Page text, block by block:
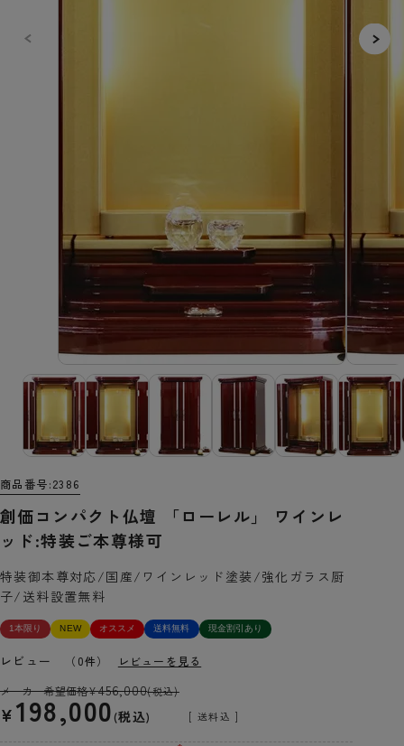
商品番号 2386
創価コンパクト仏壇 「ローレル」 ワインレ
ッド:特装ご本尊様可
特装御本尊対応/国産/ワインレッド塗装/強化ガラス厨
子/送料設置無料
1本限り NEW オススメ 送料無料 現金割引あり
レビュー （0件）
レビューを見る
メーカー希望価格¥456,000(税込)
¥ 198,000 税込 送料込